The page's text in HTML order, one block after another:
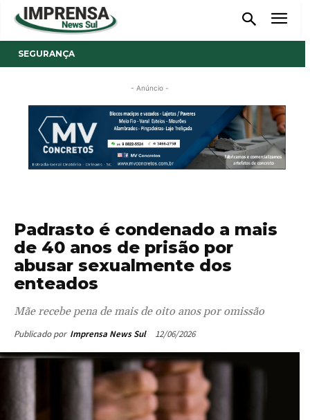
SEGURANÇA
- Anúncio -
Padrasto é condenado a mais
de 40 anos de prisão por
abusar sexualmente dos
enteados
Mãe recebe pena de mais de oito anos por omissão
Publicado por Imprensa News Sul 12/06/2026